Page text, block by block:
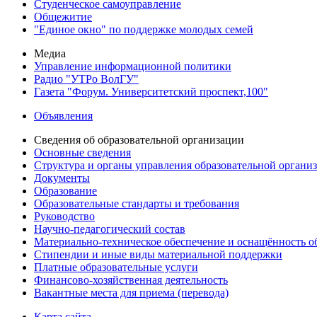
Студенческое самоуправление
Общежитие
"Единое окно" по поддержке молодых семей
Медиа
Управление информационной политики
Радио "УТРо ВолГУ"
Газета "Форум. Университетский проспект,100"
Объявления
Сведения об образовательной организации
Основные сведения
Структура и органы управления образовательной
Документы
Образование
Образовательные стандарты и требования
Руководство
Научно-педагогический состав
Материально-техническое обеспечение и оснащённость
Стипендии и иные виды материальной поддержки
Платные образовательные услуги
Финансово-хозяйственная деятельность
Вакантные места для приема (перевода)